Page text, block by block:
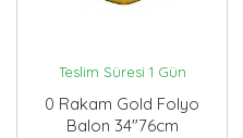
Teslim Süresi 1 Gün
0 Rakam Gold Folyo
Balon 34"76cm